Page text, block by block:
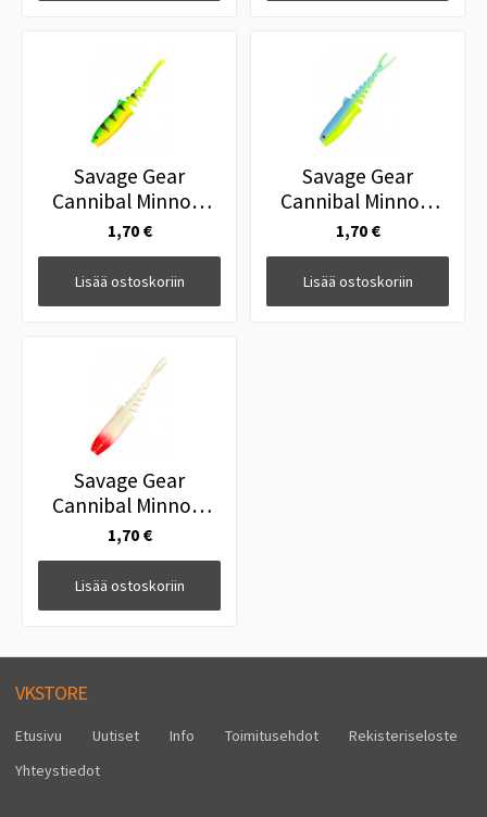
Savage Gear
Cannibal Minnow
10cm Firetiger
1,70 €
Lisää ostoskoriin
Savage Gear
Cannibal Minnow
10cm Blue Chart
1,70 €
Lisää ostoskoriin
Savage Gear
Cannibal Minnow
10cm Red Head
1,70 €
Lisää ostoskoriin
VKSTORE
Etusivu Uutiset Info Toimitusehdot
Rekisteriseloste
Yhteystiedot